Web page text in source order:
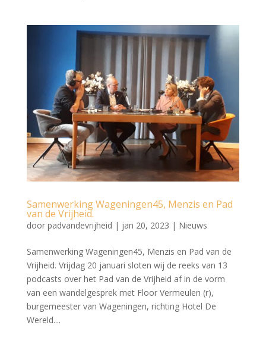
Samenwerking Wageningen45, Menzis en Pad
van de Vrijheid.
door padvandevrijheid | jan 20, 2023 | Nieuws
Samenwerking Wageningen45, Menzis en Pad van de
Vrijheid. Vrijdag 20 januari sloten wij de reeks van 13
podcasts over het Pad van de Vrijheid af in de vorm
van een wandelgesprek met Floor Vermeulen (r),
burgemeester van Wageningen, richting Hotel De
Wereld....